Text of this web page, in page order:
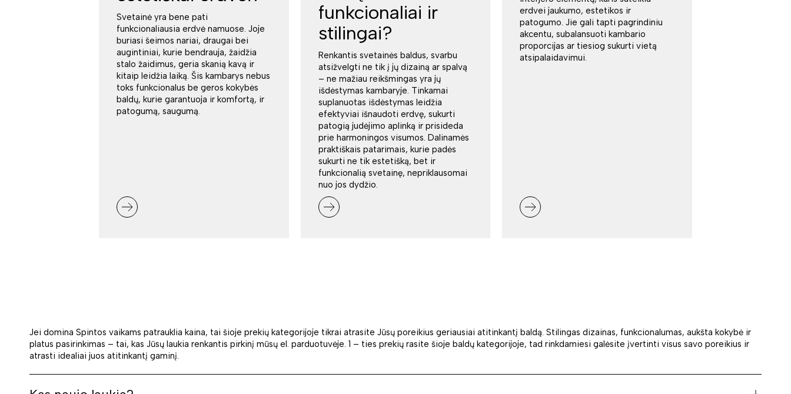
Svetainė yra bene pati
funkcionaliausia erdvė namuose. Joje
buriasi šeimos nariai, draugai bei
augintiniai, kurie bendrauja, žaidžia
stalo žaidimus, geria skanią kavą ir
kitaip leidžia laiką. Šis kambarys nebus
toks funkcionalus be geros kokybės
baldų, kurie garantuoja ir komfortą, ir
patogumą, saugumą.
funkcionaliai ir
stilingai?
Renkantis svetainės baldus, svarbu
atsižvelgti ne tik į jų dizainą ar spalvą
– ne mažiau reikšmingas yra jų
išdėstymas kambaryje. Tinkamai
suplanuotas išdėstymas leidžia
efektyviai išnaudoti erdvę, sukurti
patogią judėjimo aplinką ir prisideda
prie harmoningos visumos. Dalinamės
praktiškais patarimais, kurie padės
sukurti ne tik estetišką, bet ir
funkcionalią svetainę, nepriklausomai
nuo jos dydžio.
erdvei jaukumo, estetikos ir
patogumo. Jie gali tapti pagrindiniu
akcentu, subalansuoti kambario
proporcijas ar tiesiog sukurti vietą
atsipalaidavimui.
Jei domina Spintos vaikams patrauklia kaina, tai šioje prekių kategorijoje tikrai atrasite Jūsų poreikius geriausiai atitinkantį baldą. Stilingas dizainas, funkcionalumas, aukšta kokybė ir
platus pasirinkimas – tai, kas Jūsų laukia renkantis pirkinį mūsų el. parduotuvėje. 1 – ties prekių rasite šioje baldų kategorijoje, tad rinkdamiesi galėsite įvertinti visus savo poreikius ir
atrasti idealiai juos atitinkantį gaminį.